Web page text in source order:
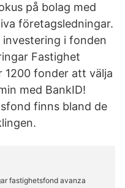
på bolag med
företagsledningar.
i fonden
Fastighet
1200 fonder att välja
med BankID!
finns bland de